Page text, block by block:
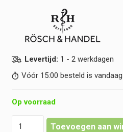
Levertijd: 1 - 2 werkdagen
Vóór 15:00 besteld is
Op voorraad
Toevoegen aan